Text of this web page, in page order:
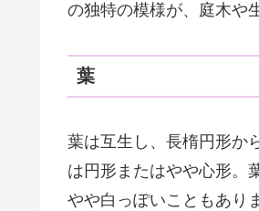
の独特の模様が、庭木や
葉
葉は互生し、長楕円形か
は円形またはやや心形。
やや白っぽいこともあり